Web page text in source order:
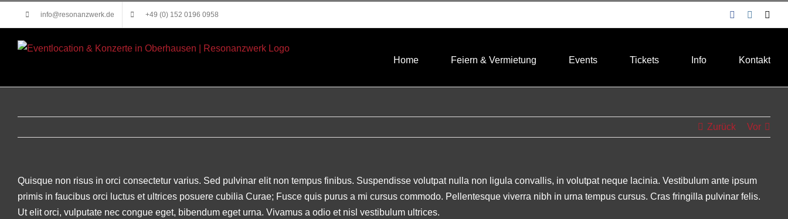
springen
info@resonanzwerk.de +49 (0) 152 0196 0958 FacebookInstagram
Home Feiern & Vermietung Events Tickets Info Kontakt
Zurück Vor
Quisque non risus in orci consectetur varius. Sed pulvinar elit non tempus finibus. Suspendisse volutpat nulla non ligula convallis, in volutpat neque lacinia. Vestibulum ante ipsum
primis in faucibus orci luctus et ultrices posuere cubilia Curae; Fusce quis purus a mi cursus commodo. Pellentesque viverra nibh in urna tempus cursus. Cras fringilla pulvinar felis.
Ut elit orci, vulputate nec congue eget, bibendum eget urna. Vivamus a odio et nisl vestibulum ultrices.